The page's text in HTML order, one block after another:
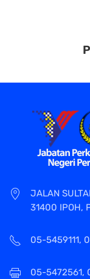
JALAN
31400 IPOH,
05-5459111,
05-5472561,